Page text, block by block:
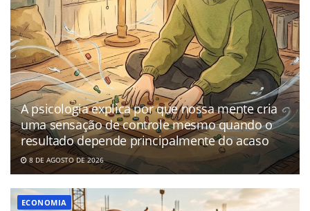
A psicologia explica por que nossa mente cria
uma sensação de controle mesmo quando o
resultado depende principalmente do acaso
8 DE AGOSTO DE 2026
ECONOMIA